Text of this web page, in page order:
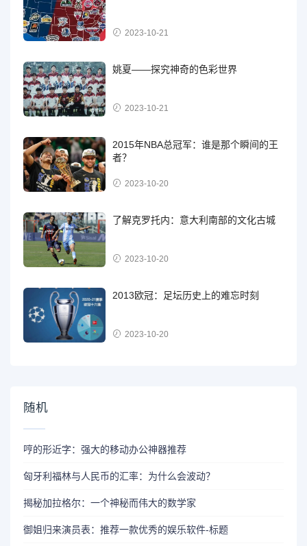
2023-10-21
姚夏——探究神奇的色彩世界
2023-10-21
2015年NBA总冠军：谁是那个瞬间的王
者？
2023-10-20
了解克罗托内：意大利南部的文化古城
2023-10-20
2013欧冠：足坛历史上的难忘时刻
2023-10-20
随机
哼的形近字：强大的移动办公神器推荐
匈牙利福林与人民币的汇率：为什么会波动？
揭秘加拉格尔：一个神秘而伟大的数学家
御姐归来演员表：推荐一款优秀的娱乐软件-标题